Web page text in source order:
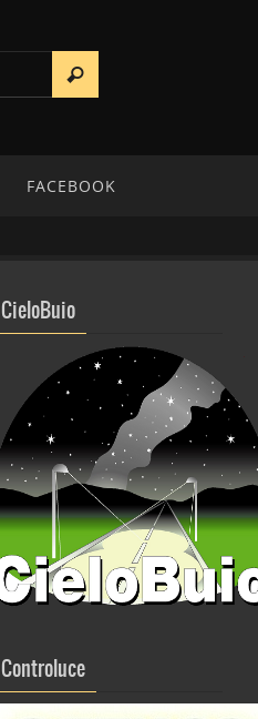
FACEBOOK
CieloBuio
Controluce